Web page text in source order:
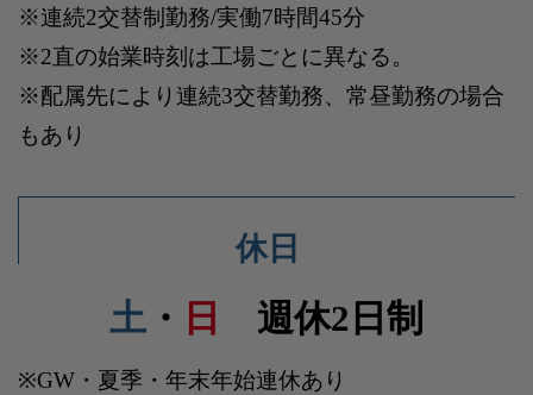
※連続2交替制勤務/実働7時間45分
※2直の始業時刻は工場ごとに異なる。
※配属先により連続3交替勤務、常昼勤務の場合
もあり
休日
土 ・ 日 週休2日制
※GW・夏季・年末年始連休あり